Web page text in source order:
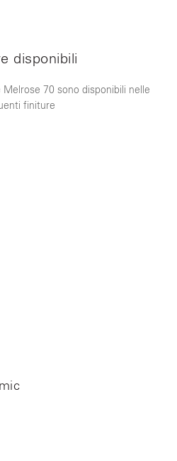
disponibili
Melrose 70 sono disponibili nelle
finiture